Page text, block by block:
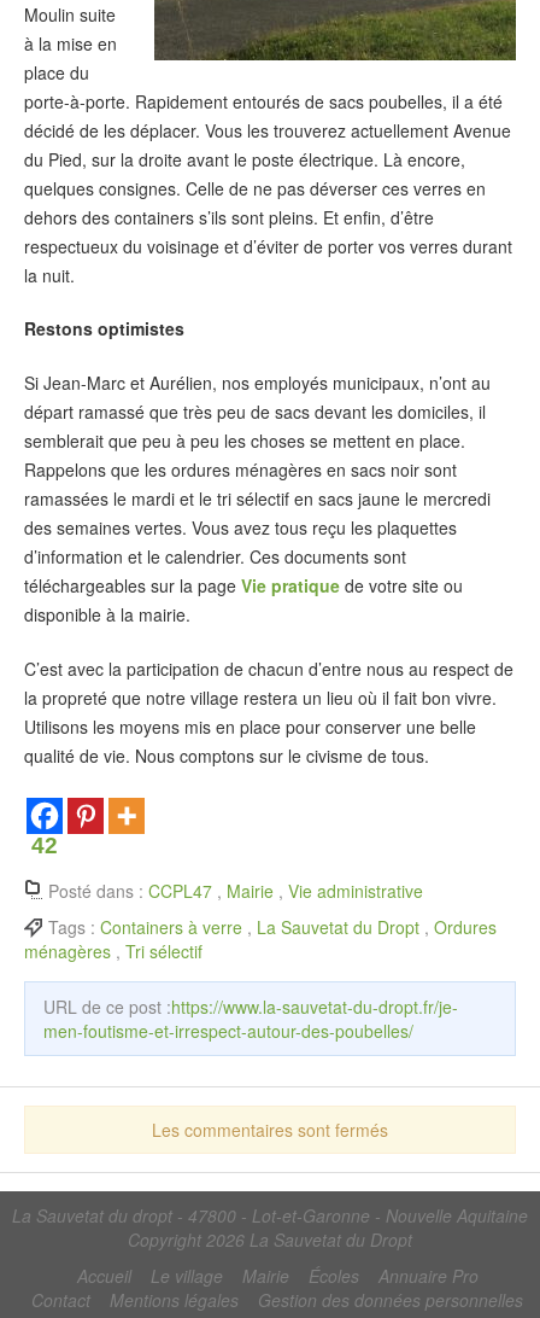
Moulin suite
à la mise en
place du
porte-à-porte. Rapidement entourés de sacs poubelles, il a été
décidé de les déplacer. Vous les trouverez actuellement Avenue
du Pied, sur la droite avant le poste électrique. Là encore,
quelques consignes. Celle de ne pas déverser ces verres en
dehors des containers s’ils sont pleins. Et enfin, d’être
respectueux du voisinage et d’éviter de porter vos verres durant
la nuit.
Restons optimistes
Si Jean-Marc et Aurélien, nos employés municipaux, n’ont au
départ ramassé que très peu de sacs devant les domiciles, il
semblerait que peu à peu les choses se mettent en place.
Rappelons que les ordures ménagères en sacs noir sont
ramassées le mardi et le tri sélectif en sacs jaune le mercredi
des semaines vertes. Vous avez tous reçu les plaquettes
d’information et le calendrier. Ces documents sont
téléchargeables sur la page Vie pratique de votre site ou
disponible à la mairie.
C’est avec la participation de chacun d’entre nous au respect de
la propreté que notre village restera un lieu où il fait bon vivre.
Utilisons les moyens mis en place pour conserver une belle
qualité de vie. Nous comptons sur le civisme de tous.
42
Posté dans : CCPL47 , Mairie , Vie administrative
Tags : Containers à verre , La Sauvetat du Dropt , Ordures
ménagères , Tri sélectif
URL de ce post :https://www.la-sauvetat-du-dropt.fr/je-
men-foutisme-et-irrespect-autour-des-poubelles/
Les commentaires sont fermés
La Sauvetat du dropt - 47800 - Lot-et-Garonne - Nouvelle Aquitaine
Copyright 2026 La Sauvetat du Dropt
Accueil
Le village Mairie Écoles
Annuaire Pro
Contact
Mentions légales Gestion des données personnelles